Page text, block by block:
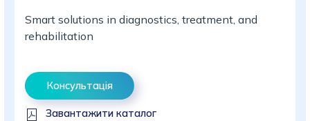
Smart solutions in diagnostics, treatment, and
rehabilitation
Консультація
Завантажити каталог